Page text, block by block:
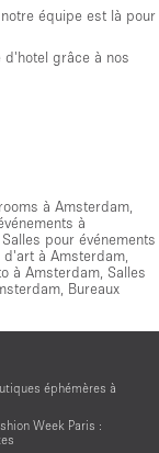
équipe est là pour
d'hotel grâce à nos
à Amsterdam
à
Salles pour événements
d'art à Amsterdam
à Amsterdam Salles
Bureaux
éphémères à
Week Paris :